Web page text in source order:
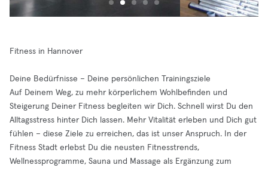
Fitness in Hannover
Deine Bedürfnisse – Deine persönlichen Trainingsziele
Auf Deinem Weg, zu mehr körperlichem Wohlbefinden und
Steigerung Deiner Fitness begleiten wir Dich. Schnell wirst Du den
Alltagsstress hinter Dich lassen. Mehr Vitalität erleben und Dich gut
fühlen – diese Ziele zu erreichen, das ist unser Anspruch. In der
Fitness Stadt erlebst Du die neusten Fitnesstrends,
Wellnessprogramme, Sauna und Massage als Ergänzung zum